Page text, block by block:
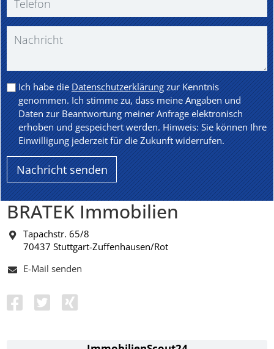
Ich habe dieDatenschutzerklärungzur Kenntnis
genommen. Ich stimme zu, dass meine Angaben und
Daten zur Beantwortung meiner Anfrage elektronisch
erhoben und gespeichert werden. Hinweis: Sie können Ihre
Einwilligung jederzeit für die Zukunft widerrufen.
BRATEK Immobilien
Tapachstr. 65/8
70437 Stuttgart-Zuffenhausen/Rot
E-Mail senden